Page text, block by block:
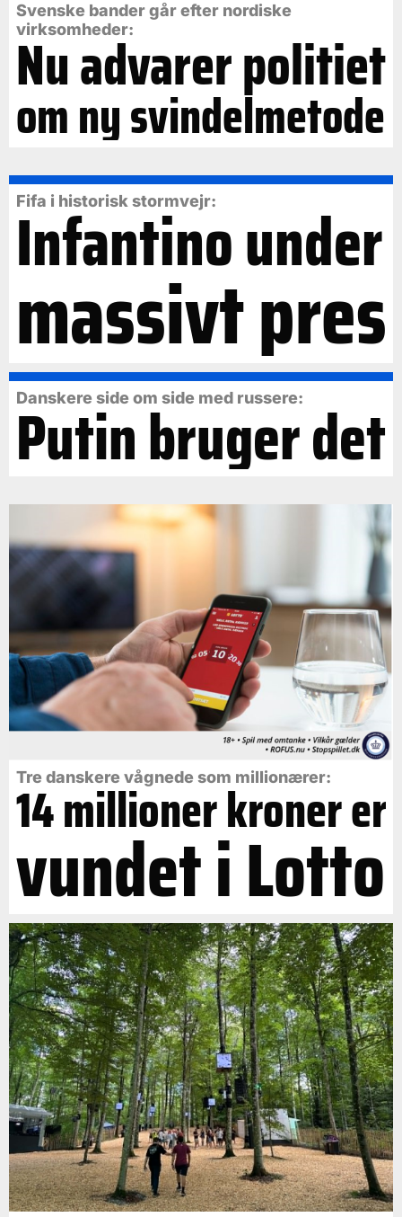
Svenske bander går efter nordiske
virksomheder:
Nu advarer politiet
om ny svindelmetode
Fifa i historisk stormvejr:
Infantino under
massivt pres
Danskere side om side med russere:
Putin bruger det
Tre danskere vågnede som millionærer:
14 millioner kroner er
vundet i Lotto